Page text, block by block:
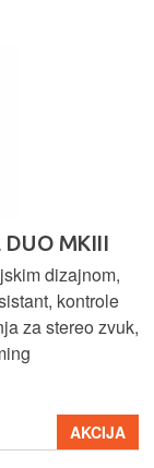
MKIII
dizajnom,
kontrole
za stereo zvuk,
AKCIJA